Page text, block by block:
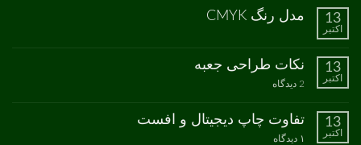
سایز
نشده
13
اکتبر
مدل رنگ CMYK
مدل
CMYK
ثبت
نشده
13
اکتبر
نکات طراحی جعبه
2 دیدگاه
برای
جعبه
13
اکتبر
تفاوت چاپ دیجیتال و افست
۱ دیدگاه
برای